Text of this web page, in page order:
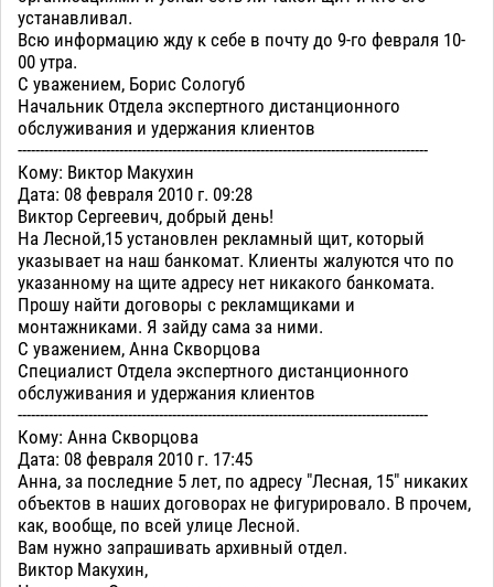
устанавливал.
Всю информацию жду к себе в почту до 9-го февраля 10-
00 утра.
С уважением, Борис Сологуб
Начальник Отдела экспертного дистанционного
обслуживания и удержания клиентов
---------------------------------------------------------------------------------------------
Кому: Виктор Макухин
Дата: 08 февраля 2010 г. 09:28
Виктор Сергеевич, добрый день!
На Лесной,15 установлен рекламный щит, который
указывает на наш банкомат. Клиенты жалуются что по
указанному на щите адресу нет никакого банкомата.
Прошу найти договоры с рекламщиками и
монтажниками. Я зайду сама за ними.
С уважением, Анна Скворцова
Специалист Отдела экспертного дистанционного
обслуживания и удержания клиентов
---------------------------------------------------------------------------------------------
Кому: Анна Скворцова
Дата: 08 февраля 2010 г. 17:45
Анна, за последние 5 лет, по адресу "Лесная, 15" никаких
объектов в наших договорах не фигурировало. В прочем,
как, вообще, по всей улице Лесной.
Вам нужно запрашивать архивный отдел.
Виктор Макухин,